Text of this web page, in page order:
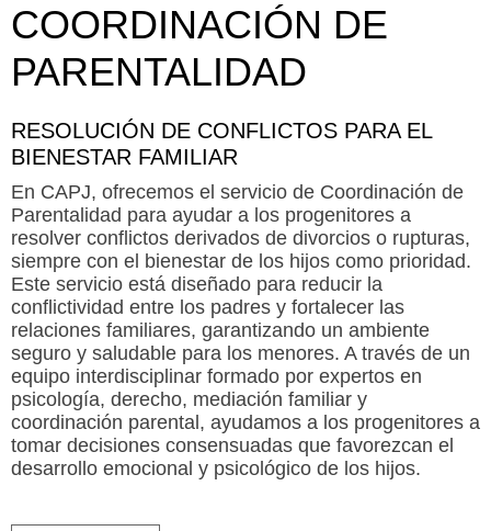
COORDINACIÓN DE
PARENTALIDAD
RESOLUCIÓN DE CONFLICTOS PARA EL
BIENESTAR FAMILIAR
En CAPJ, ofrecemos el servicio de Coordinación de
Parentalidad para ayudar a los progenitores a
resolver conflictos derivados de divorcios o rupturas,
siempre con el bienestar de los hijos como prioridad.
Este servicio está diseñado para reducir la
conflictividad entre los padres y fortalecer las
relaciones familiares, garantizando un ambiente
seguro y saludable para los menores. A través de un
equipo interdisciplinar formado por expertos en
psicología, derecho, mediación familiar y
coordinación parental, ayudamos a los progenitores a
tomar decisiones consensuadas que favorezcan el
desarrollo emocional y psicológico de los hijos.